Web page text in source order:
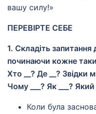
вашу силу!»
ПЕРЕВІРТЕ СЕБЕ
1. Складіть
починаючи кожне
Хто __? Де __? Звідки
Чому ___? Як ___? Який
Коли була